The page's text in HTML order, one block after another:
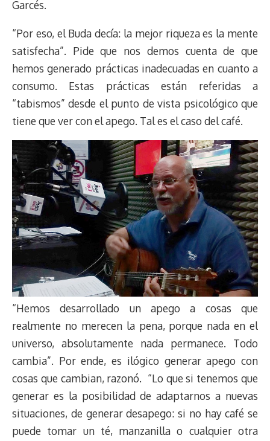
Garcés.
“Por eso, el Buda decía: la mejor riqueza es la mente
satisfecha”. Pide que nos demos cuenta de que
hemos generado prácticas inadecuadas en cuanto a
consumo. Estas prácticas están referidas a
“tabismos” desde el punto de vista psicológico que
tiene que ver con el apego. Tal es el caso del café.
“Hemos desarrollado un apego a cosas que
realmente no merecen la pena, porque nada en el
universo, absolutamente nada permanece. Todo
cambia”. Por ende, es ilógico generar apego con
cosas que cambian, razonó. “Lo que si tenemos que
generar es la posibilidad de adaptarnos a nuevas
situaciones, de generar desapego: si no hay café se
puede tomar un té, manzanilla o cualquier otra